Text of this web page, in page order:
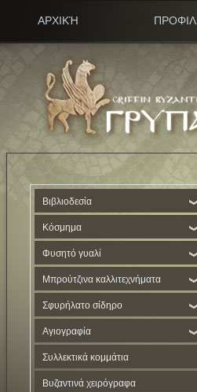
ΑΡΧΙΚΉ ΠΡΟΦΙΛ
Βιβλιοδεσία
Κόσμημα
Φυσητό γυαλί
Μπρούτζινα καλλιτεχνήματα
Σφυρήλατο σίδηρο
Αγιογραφία
Συλλεκτικά κομμάτια
Βυζαντινά χειρόγραφα